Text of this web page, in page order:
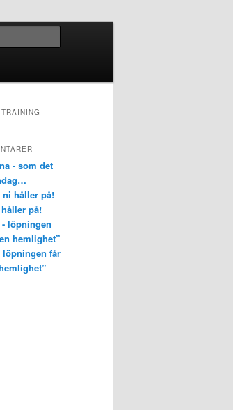
- som det
ni håller på!
på!
- löpningen
hemlighet”
löpningen får